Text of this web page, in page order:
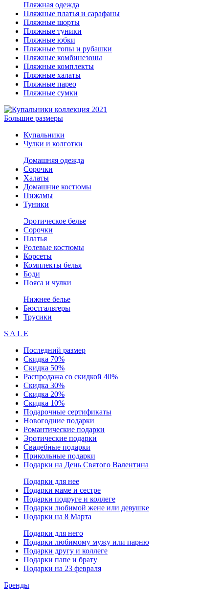
Пляжная одежда
Пляжные платья и сарафаны
Пляжные шорты
Пляжные туники
Пляжные юбки
Пляжные топы и рубашки
Пляжные комбинезоны
Пляжные комплекты
Пляжные халаты
Пляжные парео
Пляжные сумки
Большие размеры
Купальники
Чулки и колготки
Домашняя одежда
Сорочки
Халаты
Домашние костюмы
Пижамы
Туники
Эротическое белье
Сорочки
Платья
Ролевые костюмы
Корсеты
Комплекты белья
Боди
Пояса и чулки
Нижнее белье
Бюстгальтеры
Трусики
S A L E
Последний размер
Скидка 70%
Скидка 50%
Распродажа со скидкой 40%
Скидка 30%
Скидка 20%
Скидка 10%
Подарочные сертификаты
Новогодние подарки
Романтические подарки
Эротические подарки
Свадебные подарки
Прикольные подарки
Подарки на День Святого Валентина
Подарки для нее
Подарки маме и сестре
Подарки подруге и коллеге
Подарки любимой жене или девушке
Подарки на 8 Марта
Подарки для него
Подарки любимому мужу или парню
Подарки другу и коллеге
Подарки папе и брату
Подарки на 23 февраля
Бренды